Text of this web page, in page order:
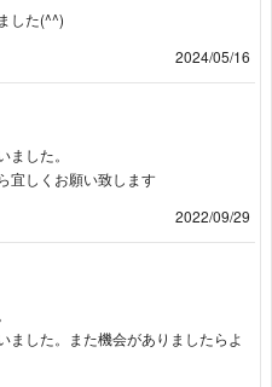
した(^^)
2024/05/16
した。
宜しくお願い致します
2022/09/29
ました。また機会がありましたらよ